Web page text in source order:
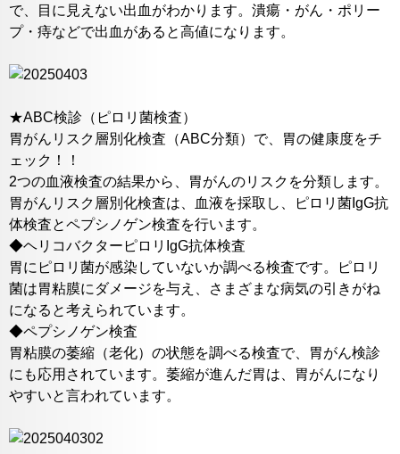
で、目に見えない出血がわかります。潰瘍・がん・ポリー
プ・痔などで出血があると高値になります。
★ABC検診（ピロリ菌検査）
胃がんリスク層別化検査（ABC分類）で、胃の健康度をチ
ェック！！
2つの血液検査の結果から、胃がんのリスクを分類します。
胃がんリスク層別化検査は、血液を採取し、ピロリ菌IgG抗
体検査とペプシノゲン検査を行います。
◆ヘリコバクターピロリIgG抗体検査
胃にピロリ菌が感染していないか調べる検査です。ピロリ
菌は胃粘膜にダメージを与え、さまざまな病気の引きがね
になると考えられています。
◆ペプシノゲン検査
胃粘膜の萎縮（老化）の状態を調べる検査で、胃がん検診
にも応用されています。萎縮が進んだ胃は、胃がんになり
やすいと言われています。